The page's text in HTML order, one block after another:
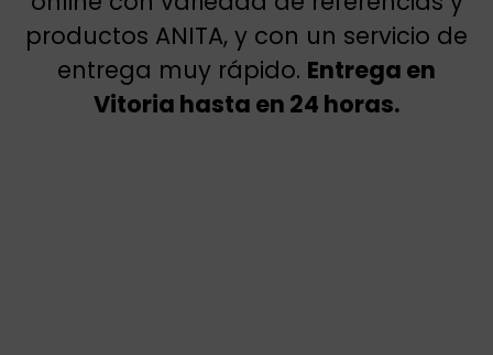
productos ANITA, y con un servicio de
entrega muy rápido. Entrega en
Vitoria hasta en 24 horas.